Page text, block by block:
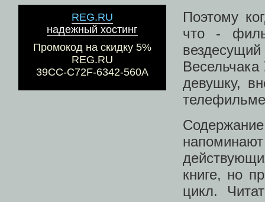
REG.RU
надежный хостинг
Промокод на скидку 5%
REG.RU
39CC-C72F-6342-560A
Поэтому
что -
девушку,
книге, но
цикл.